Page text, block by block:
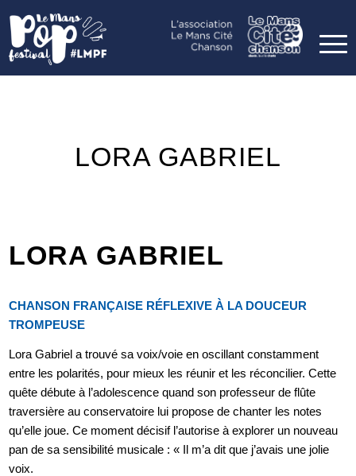
LORA GABRIEL
LORA GABRIEL
CHANSON FRANÇAISE RÉFLEXIVE À LA DOUCEUR
TROMPEUSE
Lora Gabriel a trouvé sa voix/voie en oscillant constamment
entre les polarités, pour mieux les réunir et les réconcilier. Cette
quête débute à l’adolescence quand son professeur de flûte
traversière au conservatoire lui propose de chanter les notes
qu’elle joue. Ce moment décisif l’autorise à explorer un nouveau
pan de sa sensibilité musicale : « Il m’a dit que j’avais une jolie
voix.